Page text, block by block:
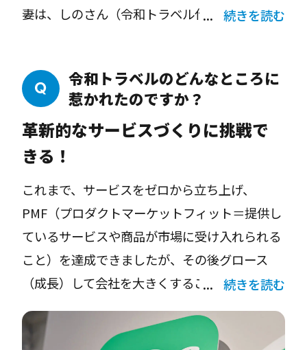
妻は、しのさん（令和トラベル代表・篠塚孝哉
ているんです。妻から働きやすいと聞いていま
したし、令和トラベルなら自分のスキルが活か
せそうだと思いジョインすることに決めまし
た。
一般的なスタートアップは資金が少なく、人材
や開発にあまりお金をかけられないですよね。
でも、令和トラベルは創業直後に22.5億円とい
う大きな資金調達をし、優秀な人材を確保し、
十分な設備も整えられた。これまでの経験か
ら、「スタートアップといっても、いわゆ
る“スタートアップ”とはスタート地点が違い、
続きを読む
令和トラベルのどんなところに
惹かれたのですか？
革新的なサービスづくりに挑戦で
きる！
これまで、サービスをゼロから立ち上げ、
PMF（プロダクトマーケットフィット＝提供し
ているサービスや商品が市場に受け入れられる
こと）を達成できましたが、その後グロース
（成長）して会社を大きくすることはできなか
らにマーケットの規模が大きくなかったから。
続きを読む